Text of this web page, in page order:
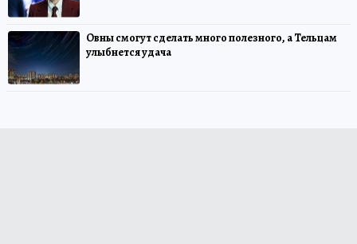
Овны смогут сделать много полезного, а Тельцам
улыбнется удача